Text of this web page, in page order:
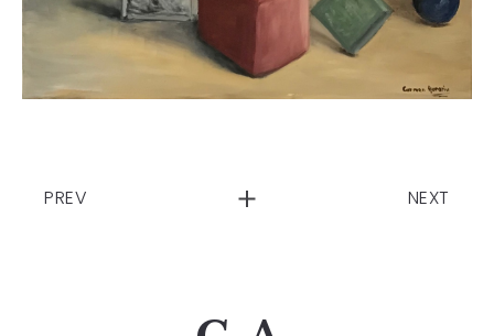
PREV NEXT